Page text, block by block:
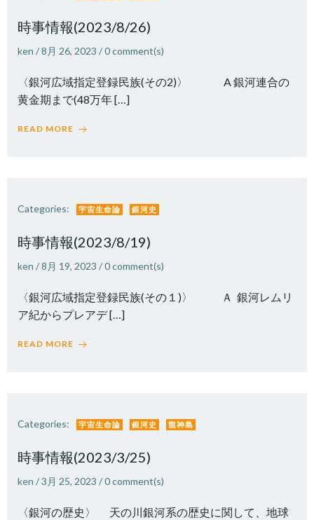
時事情報(2023/8/26)
ken /8月 26, 2023 /0comment(s)
〈銀河広域指定登録民族(その2)〉 A 銀河連合の
黄金期まで(48万年 […]
READ MORE
Categories: 宇宙生命論 銀河史
時事情報(2023/8/19)
ken /8月 19, 2023 /0comment(s)
〈銀河広域指定登録民族(その１)〉 Ａ 銀河レムリ
ア紀からプレアデ […]
READ MORE
Categories: 宇宙生命論 銀河史 龍神島
時事情報(2023/3/25)
ken /3月 25, 2023 /0comment(s)
〈銀河の歴史〉 天の川銀河系の歴史に関して、地球